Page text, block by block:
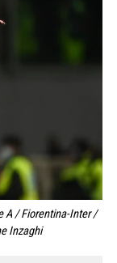
A / Fiorentina-Inter /
Inzaghi